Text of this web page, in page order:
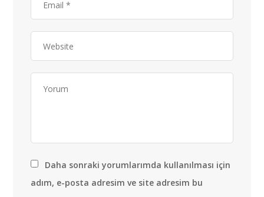
Daha sonraki yorumlarımda kullanılması için
adım, e-posta adresim ve site adresim bu